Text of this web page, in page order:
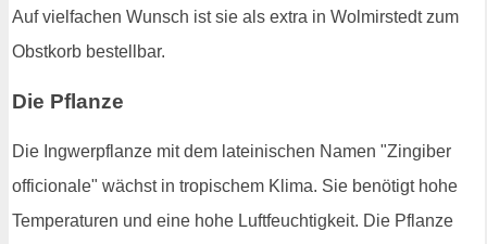
Auf vielfachen Wunsch ist sie als extra in Wolmirstedt zum
Obstkorb bestellbar.
Die Pflanze
Die Ingwerpflanze mit dem lateinischen Namen "Zingiber
officionale" wächst in tropischem Klima. Sie benötigt hohe
Temperaturen und eine hohe Luftfeuchtigkeit. Die Pflanze